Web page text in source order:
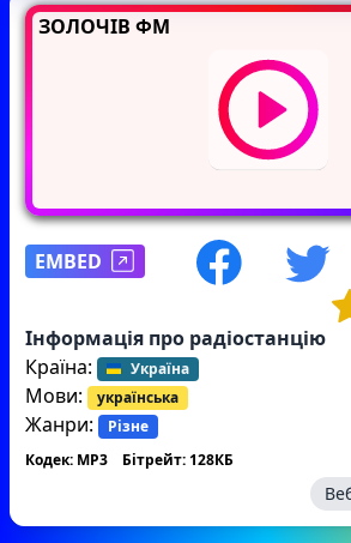
ЗОЛОЧІВ ФМ
EMBED
Інформація про радіостанцію
Країна:
Україна
Мови: українська
Жанри:
Різне
Кодек: MP3
Бітрейт: 128КБ